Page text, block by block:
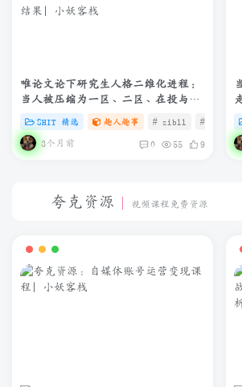
唯论文论下研究生人格二维化进程：
当人被压缩为一区、二区、在投与退
修——我不是我，我是我的外审结果
SHIT 精选 趣人趣事 # zibll # C #
3个月前 0 55 9
夸克资源 视频课程免费资源